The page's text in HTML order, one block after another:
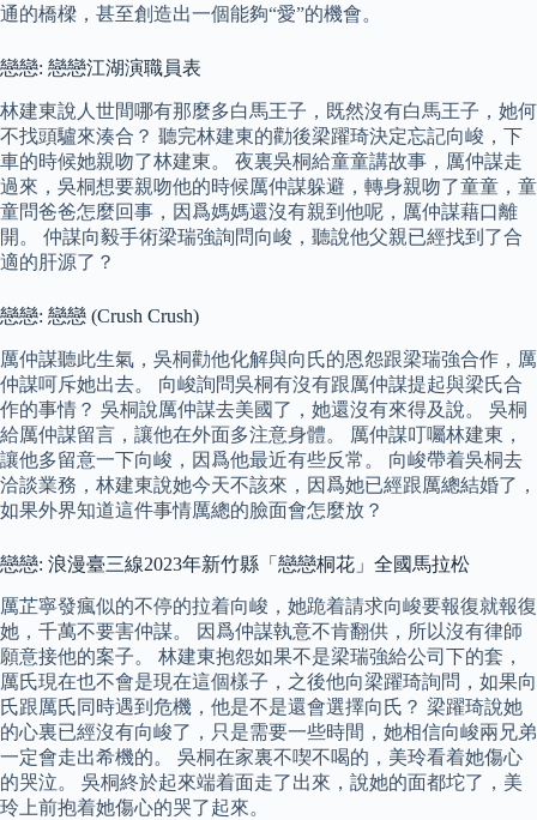
通的橋樑，甚至創造出一個能夠“愛”的機會。
戀戀: 戀戀江湖演職員表
林建東說人世間哪有那麼多白馬王子，既然沒有白馬王子，她何
不找頭驢來湊合？ 聽完林建東的勸後梁躍琦決定忘記向峻，下
車的時候她親吻了林建東。 夜裏吳桐給童童講故事，厲仲謀走
過來，吳桐想要親吻他的時候厲仲謀躲避，轉身親吻了童童，童
童問爸爸怎麼回事，因爲媽媽還沒有親到他呢，厲仲謀藉口離
開。 仲謀向毅手術梁瑞強詢問向峻，聽說他父親已經找到了合
適的肝源了？
戀戀: 戀戀 (Crush Crush)
厲仲謀聽此生氣，吳桐勸他化解與向氏的恩怨跟梁瑞強合作，厲
仲謀呵斥她出去。 向峻詢問吳桐有沒有跟厲仲謀提起與梁氏合
作的事情？ 吳桐說厲仲謀去美國了，她還沒有來得及說。 吳桐
給厲仲謀留言，讓他在外面多注意身體。 厲仲謀叮囑林建東，
讓他多留意一下向峻，因爲他最近有些反常。 向峻帶着吳桐去
洽談業務，林建東說她今天不該來，因爲她已經跟厲總結婚了，
如果外界知道這件事情厲總的臉面會怎麼放？
戀戀: 浪漫臺三線2023年新竹縣「戀戀桐花」全國馬拉松
厲芷寧發瘋似的不停的拉着向峻，她跪着請求向峻要報復就報復
她，千萬不要害仲謀。 因爲仲謀執意不肯翻供，所以沒有律師
願意接他的案子。 林建東抱怨如果不是梁瑞強給公司下的套，
厲氏現在也不會是現在這個樣子，之後他向梁躍琦詢問，如果向
氏跟厲氏同時遇到危機，他是不是還會選擇向氏？ 梁躍琦說她
的心裏已經沒有向峻了，只是需要一些時間，她相信向峻兩兄弟
一定會走出希機的。 吳桐在家裏不喫不喝的，美玲看着她傷心
的哭泣。 吳桐終於起來端着面走了出來，說她的面都坨了，美
玲上前抱着她傷心的哭了起來。